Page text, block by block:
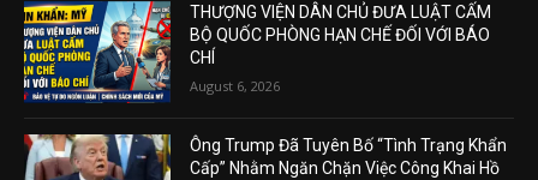
THƯỢNG VIỆN DÂN CHỦ ĐƯA LUẬT CẤM
BỘ QUỐC PHÒNG HẠN CHẾ ĐỐI VỚI BÁO
CHÍ
August 6, 2026
Ông Trump Đã Tuyên Bố “Tình Trạng Khẩn
Cấp” Nhằm Ngăn Chặn Việc Công Khai Hồ